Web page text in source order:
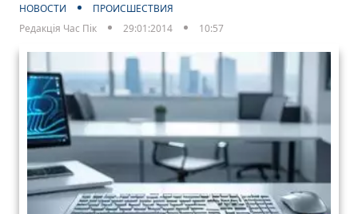
НОВОСТИ
ПРОИСШЕСТВИЯ
Редакція Час Пік
29:01:2014 10:57